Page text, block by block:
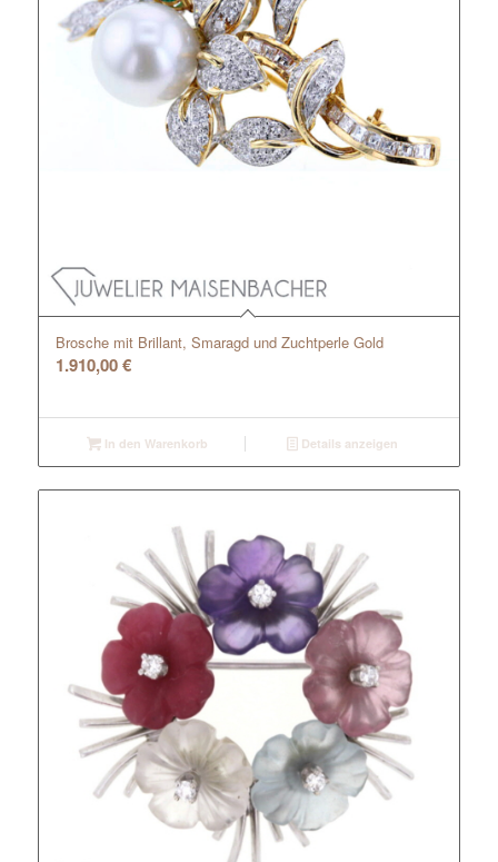
Brosche mit Brillant, Smaragd und Zuchtperle Gold
1.910,00€
In den Warenkorb Details anzeigen